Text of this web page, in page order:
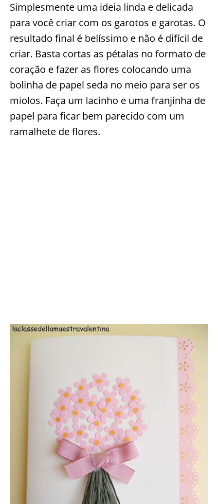
Simplesmente uma ideia linda e delicada
para você criar com os garotos e garotas. O
resultado final é belíssimo e não é difícil de
criar. Basta cortas as pétalas no formato de
coração e fazer as flores colocando uma
bolinha de papel seda no meio para ser os
miolos. Faça um lacinho e uma franjinha de
papel para ficar bem parecido com um
ramalhete de flores.